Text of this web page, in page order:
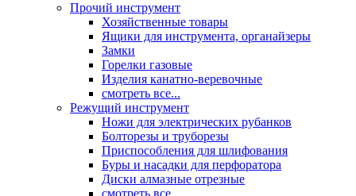
Прочий инструмент
Хозяйственные товары
Ящики для инструмента, органайзеры
Замки
Горелки газовые
Изделия канатно-веревочные
смотреть все...
Режущий инструмент
Ножи для электрических рубанков
Болторезы и труборезы
Приспособления для шлифования
Буры и насадки для перфоратора
Диски алмазные отрезные
смотреть все...